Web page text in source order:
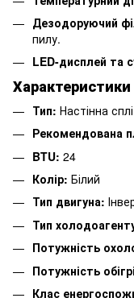
Дезодоруючий
пилу.
LED-дисплей та
Характеристики
Тип: Настінна
Рекомендована
BTU: 24
Колір: Білий
Тип двигуна:
Тип
Потужність
Потужність
Клас